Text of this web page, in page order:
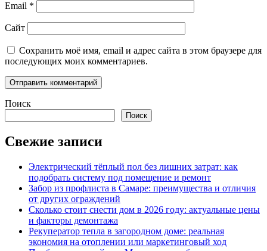
Email *
Сайт
Сохранить моё имя, email и адрес сайта в этом браузере для
последующих моих комментариев.
Поиск
Поиск
Свежие записи
Электрический тёплый пол без лишних затрат: как
подобрать систему под помещение и ремонт
Забор из профлиста в Самаре: преимущества и отличия
от других ограждений
Сколько стоит снести дом в 2026 году: актуальные цены
и факторы демонтажа
Рекуператор тепла в загородном доме: реальная
экономия на отоплении или маркетинговый ход